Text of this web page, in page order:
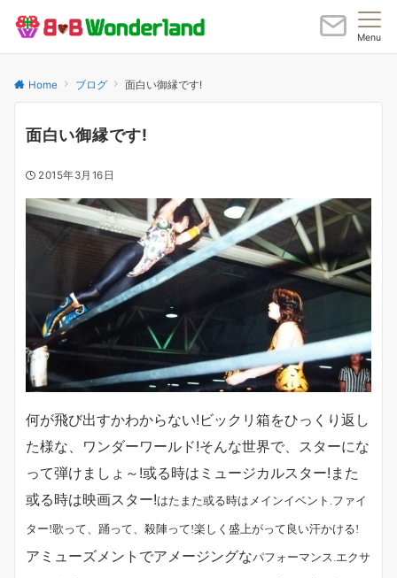
Menu
Home ブログ 面白い御縁です!
面白い御縁です!
2015年3月16日
何が飛び出すかわからない!ビックリ 箱をひっくり返し
た様な、ワンダーワールド!そんな世界で、スターにな
って弾けましょ～!或る時はミュージカルスター!また
或る時は映画スター!はたまた或る時はメインイベント .ファイ
ター!歌って、踊って、殺陣って!楽しく盛上がって良い汗かける!
アミューズメントでアメージングなパフォーマンス.エクサ